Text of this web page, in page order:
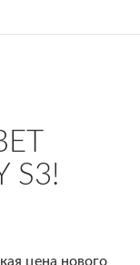
S3!
цена нового